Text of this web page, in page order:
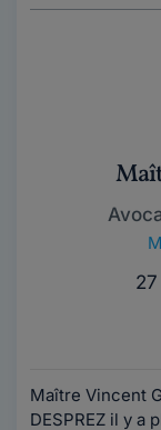
Maître Vincent
DESPREZ il y a